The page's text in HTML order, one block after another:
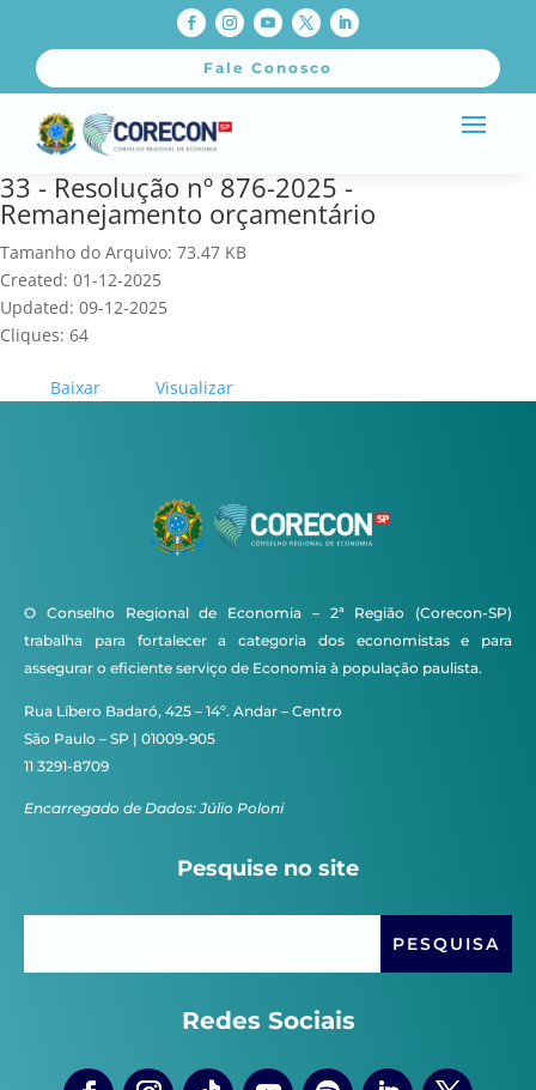
Fale Conosco
33 - Resolução nº 876-2025 -
Remanejamento orçamentário
Tamanho do Arquivo: 73.47 KB
Created: 01-12-2025
Updated: 09-12-2025
Cliques: 64
Baixar Visualizar
O Conselho Regional de Economia – 2ª Região (Corecon-SP)
trabalha para fortalecer a categoria dos economistas e para
assegurar o eficiente serviço de Economia à população paulista.
Rua Líbero Badaró, 425 – 14º. Andar – Centro
São Paulo – SP | 01009-905
11 3291-8709
Encarregado de Dados: Júlio Poloni
Pesquise no site
Redes Sociais